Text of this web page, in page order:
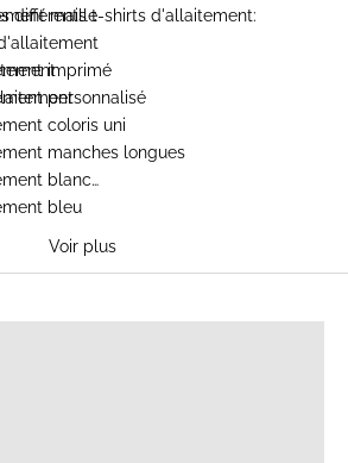
maille
différentst-shirts d'allaitement:
imprimé
personnalisé
coloris uni
manches longues
blanc
bleu
noir
Voir plus